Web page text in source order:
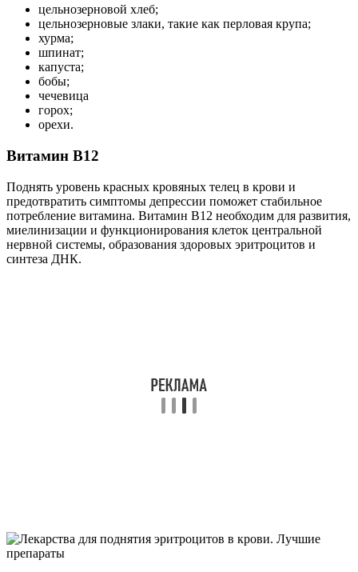
цельнозерновой хлеб;
цельнозерновые злаки, такие как перловая крупа;
хурма;
шпинат;
капуста;
бобы;
чечевица
горох;
орехи.
Витамин B12
Поднять уровень красных кровяных телец в крови и
предотвратить симптомы депрессии поможет стабильное
потребление витамина. Витамин B12 необходим для развития,
миелинизации и функционирования клеток центральной
нервной системы, образования здоровых эритроцитов и
синтеза ДНК.